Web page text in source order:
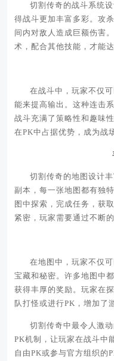
切割传奇的战斗系统
得战斗更加丰富多彩。攻
间内对敌人造成巨额伤害
术，配合其他技能，才能
在战斗中，玩家不仅
能来提高输出。这种连击
战斗充满了策略性和趣味
在PK中占据优势，成为战
切割传奇的地图设计
副本，每一张地图都有独
图中探索，完成任务，获
紧密，玩家需要通过不断
在地图中，玩家不仅
宝藏和秘密。许多地图中
获得丰厚的奖励。玩家在
队打怪或进行PK，增加了
切割传奇中最令人激
PK机制，让玩家在战斗中
自由PK或参与官方组织的